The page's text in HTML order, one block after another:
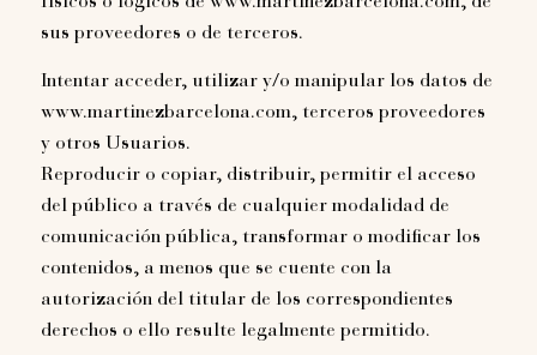
sus proveedores o de terceros.
Intentar acceder, utilizar y/o manipular los datos de
www.martinezbarcelona.com, terceros proveedores
y otros Usuarios.
Reproducir o copiar, distribuir, permitir el acceso
del público a través de cualquier modalidad de
comunicación pública, transformar o modificar los
contenidos, a menos que se cuente con la
autorización del titular de los correspondientes
derechos o ello resulte legalmente permitido.